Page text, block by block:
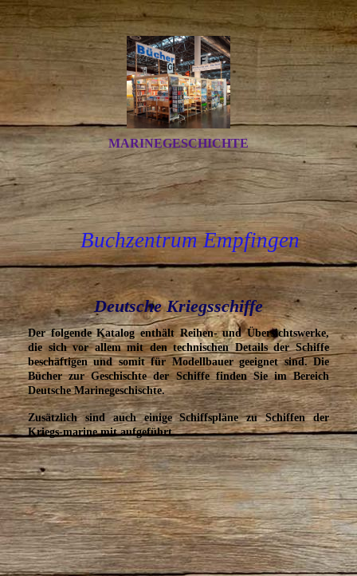
MARINEGESCHICHTE
Buchzentrum Empfingen
Deutsche Kriegsschiffe
Der folgende Katalog enthält Reihen- und Übersichtswerke,
die sich vor allem mit den technischen Details der Schiffe
beschäftigen und somit für Modellbauer geeignet sind. Die
Bücher zur Geschischte der Schiffe finden Sie im Bereich
Deutsche Marinegeschischte.
Zusätzlich sind auch einige Schiffspläne zu Schiffen der
Kriegs-marine mit aufgeführt.